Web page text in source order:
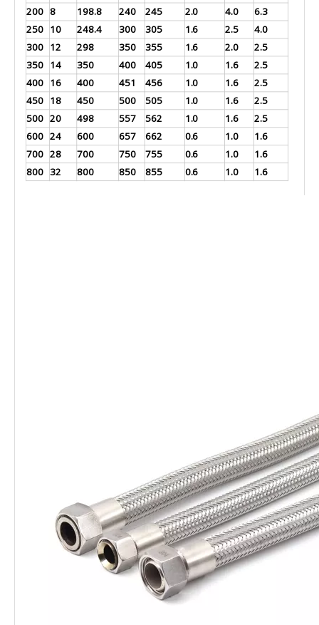
200 8 198.8 240 245 2.0 4.0
6.3
250 10 248.4 300 305 1.6 2.5 4.0
300 12 298 350 355 1.6 2.0 2.5
350 14 350 400 405 1.0 1.6 2.5
400 16 400 451 456 1.0 1.6 2.5
450 18 450 500 505 1.0 1.6
2.5
500 20 498 557 562 1.0 1.6
2.5
600 24 600 657 662 0.6 1.0
1.6
700 28 700 750 755 0.6 1.0 1.6
800 32 800 850 855 0.6 1.0 1.6